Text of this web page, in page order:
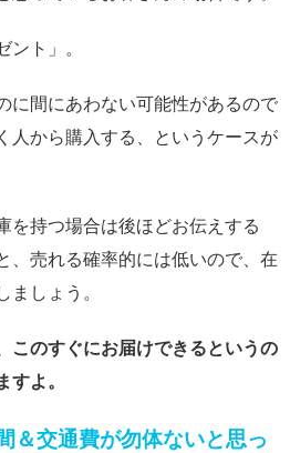
ント」。
に間にあわない可能性があるので
人から購入する、というケースが
を持つ場合は後ほどお伝えする
、売れる確率的には低いので、在
ましょう。
このすぐにお届けできるというの
すよ。
＆交通費が勿体ないと思っ